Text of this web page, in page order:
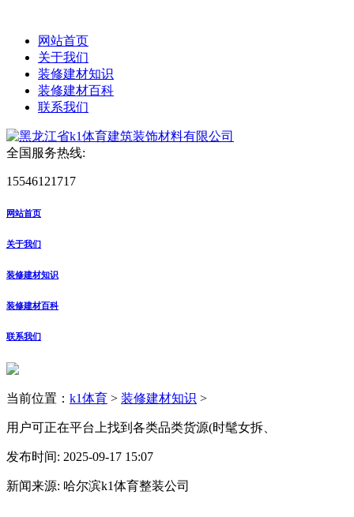
网站首页
关于我们
装修建材知识
装修建材百科
联系我们
全国服务热线:
15546121717
网站首页
关于我们
装修建材知识
装修建材百科
联系我们
当前位置： k1体育 > 装修建材知识 >
用户可正在平台上找到各类品类货源(时髦女拆、
发布时间: 2025-09-17 15:07
新闻来源: 哈尔滨k1体育整装公司